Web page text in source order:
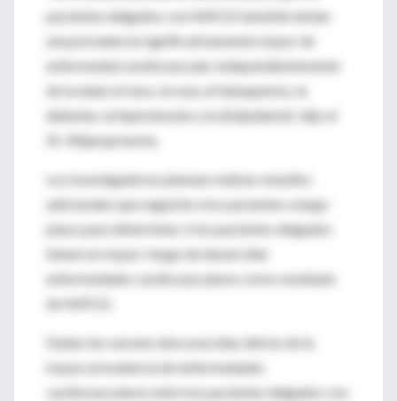
pacientes delgados con NAFLD también tenían
una prevalencia significativamente mayor de
enfermedad cardiovascular, independientemente
de la edad, el sexo, la raza, el tabaquismo, la
diabetes, la hipertensión y la dislipidemia”, dijo el
Dr. Wijarnpreecha.
Los investigadores planean realizar estudios
adicionales que seguirán a los pacientes a largo
plazo para determinar si los pacientes delgados
tienen un mayor riesgo de desarrollar
enfermedades cardiovasculares como resultado
de NAFLD.
Dadas las razones desconocidas detrás de la
mayor prevalencia de enfermedades
cardiovasculares entre los pacientes delgados con